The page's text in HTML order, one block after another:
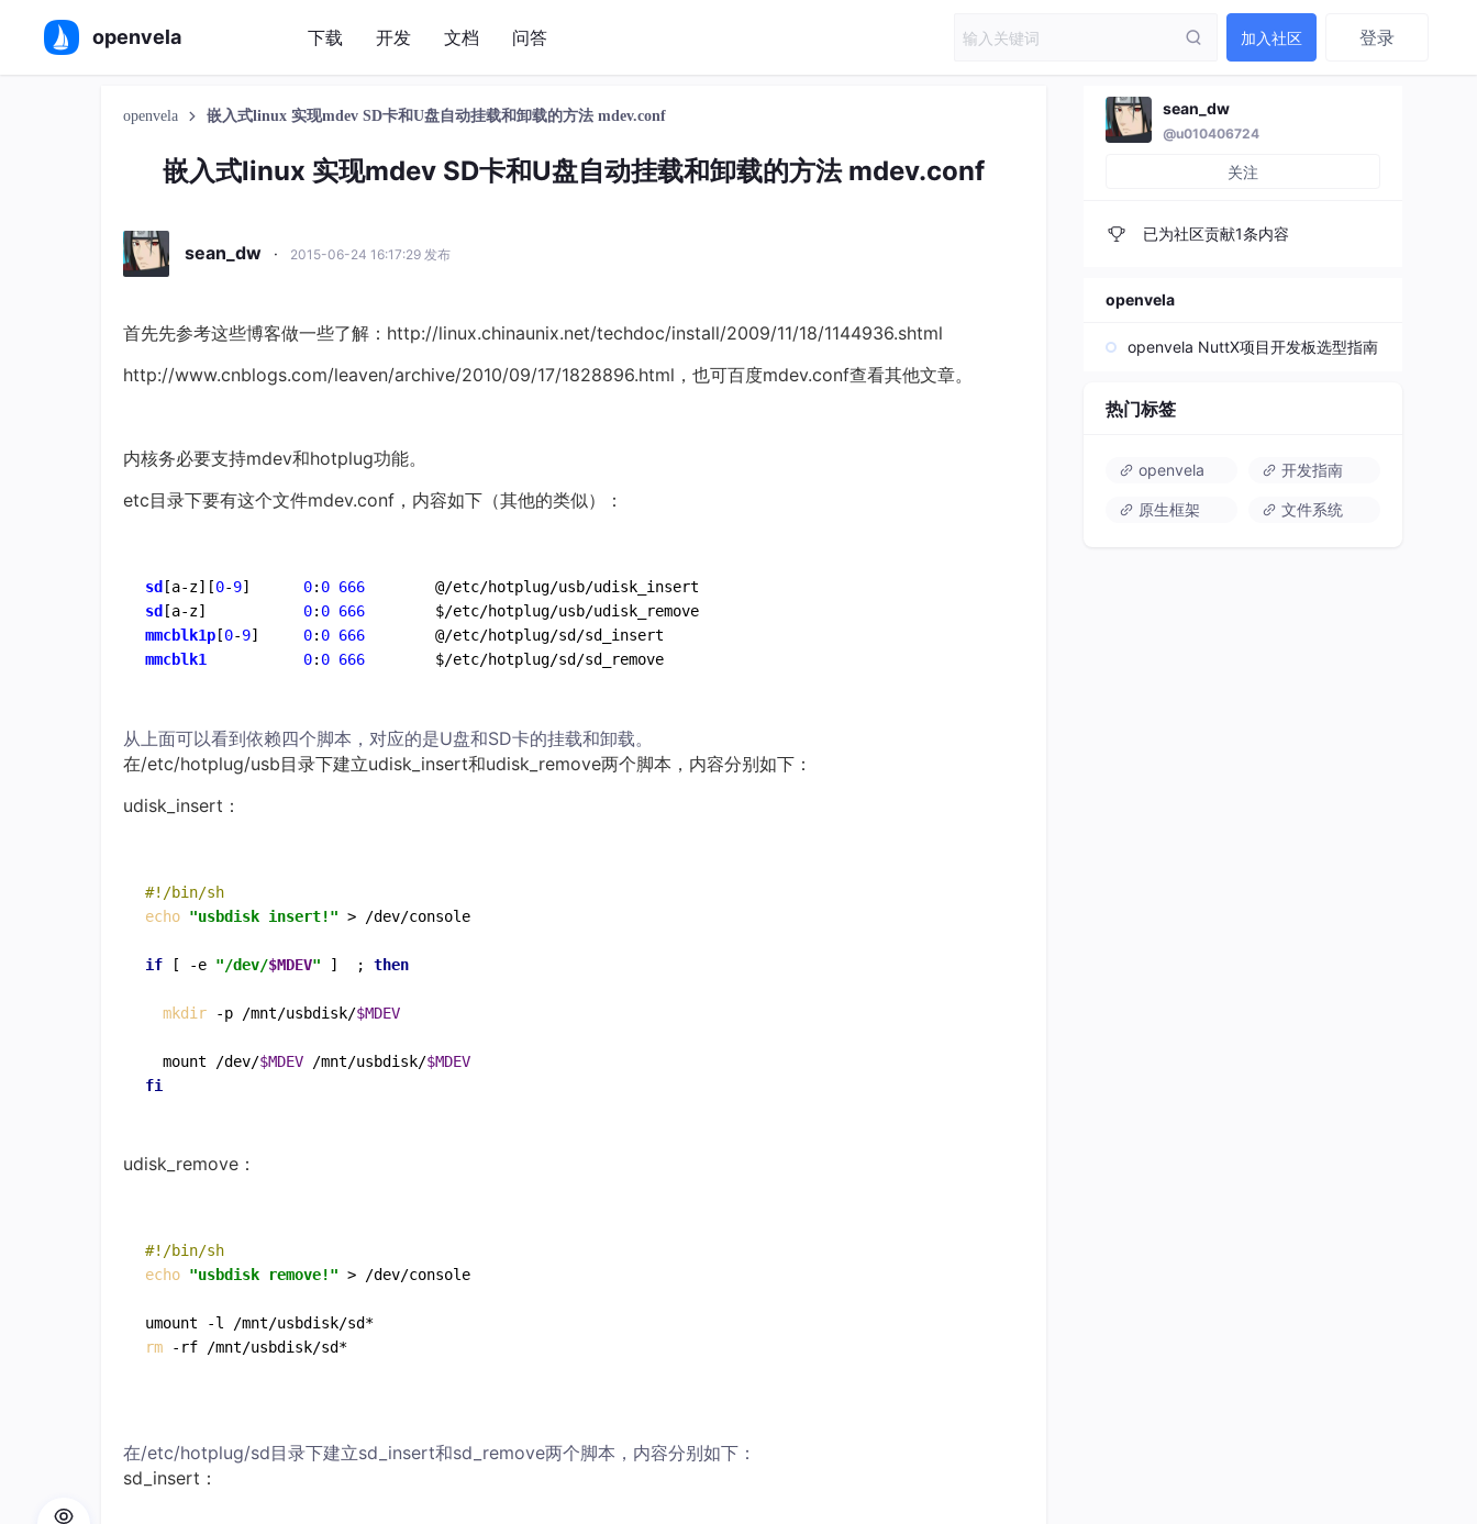
openvela 下载 开发 文档 问答 加入社区 登录
openvela 嵌入式linux 实现mdev SD卡和U盘自动挂载和卸载的方法 mdev.conf
嵌入式linux 实现mdev SD卡和U盘自动挂载和卸载的方法 mdev.conf
sean_dw · 2015-06-24 16:17:29 发布
首先先参考这些博客做一些了解：http://linux.chinaunix.net/techdoc/install/2009/11/18/1144936.shtml
http://www.cnblogs.com/leaven/archive/2010/09/17/1828896.html，也可百度mdev.conf查看其他文章。
内核务必要支持mdev和hotplug功能。
etc目录下要有这个文件mdev.conf，内容如下（其他的类似）：
sd [a-z][0-9] 0: 0 666
sd [a-z] 0: 0 666
mmcblk1p [0-9 0: 0 666
mmcblk1
0: 0 666
        $/etc/hotplug/sd/sd_remove
从上面可以看到依赖四个脚本，对应的是U盘和SD卡的挂载和卸载。
在/etc/hotplug/usb目录下建立udisk_insert和udisk_remove两个脚本，内容分别如下：
udisk_insert：
#!/bin/sh
echo "usbdisk insert!" > /dev/console
if [ -e "/dev/$MDEV" ]  ; then
mkdir -p /mnt/usbdisk/$MDEV
  mount /dev/
$MDEV /mnt/usbdisk/$MDEV
fi
udisk_remove：
#!/bin/sh
echo "usbdisk remove!" > /dev/console
rm -rf /mnt/usbdisk/sd*
在/etc/hotplug/sd目录下建立sd_insert和sd_remove两个脚本，内容分别如下：
sd_insert：
sean_dw
@u010406724
关注
已为社区贡献1条内容
openvela
openvela NuttX项目开发板选型指南
热门标签
openvela 开发指南
原生框架 文件系统